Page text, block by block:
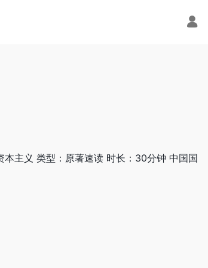
主义 类型：原著速读 时长：30分钟 中国国